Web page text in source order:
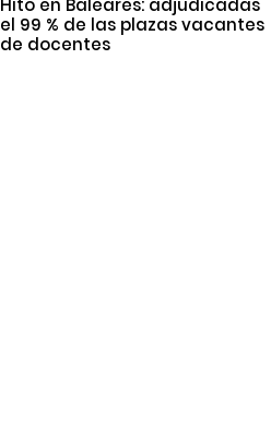
Hito en Baleares: adjudicadas
el 99 % de las plazas vacantes
de docentes